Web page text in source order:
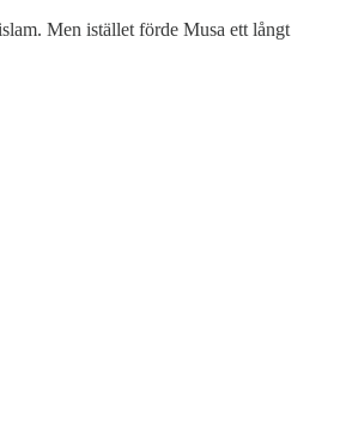
Men istället förde Musa ett långt